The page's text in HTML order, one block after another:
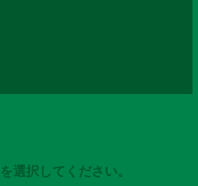
選択してください。